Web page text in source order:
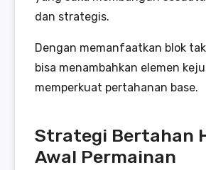
dan strategis.
Dengan memanfaatkan blok
bisa menambahkan elemen
memperkuat pertahanan base.
Strategi Bertahan
Awal Permainan